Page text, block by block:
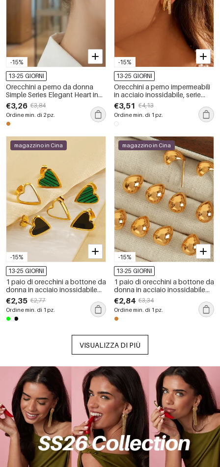
-15%
13-25 GIORNI
Orecchini a perno da donna
Simple Series Elegant Heart in
acciaio inossidabile,
impermeabili, color oro.
€3,26 €3,84
Ordine min. di 2 pz.
-15%
13-25 GIORNI
Orecchini a perno impermeabili
in acciaio inossidabile, serie
Simple, dalla forma irregolare,
per tutti i giorni.
€3,51 €4,13
Ordine min. di 1 pz.
-15%
magazzino in Cina
13-25 GIORNI
1 paio di orecchini a bottone da
donna in acciaio inossidabile
placcato oro , serie semplice,
classici, a forma di cuore
€2,35 €2,77
Ordine min. di 1 pz.
-15%
magazzino in Cina
13-25 GIORNI
1 paio di orecchini a bottone da
donna in acciaio inossidabile
placcato oro , serie semplice,
classici, a goccia
€2,84 €3,34
Ordine min. di 1 pz.
VISUALIZZA DI PIÙ